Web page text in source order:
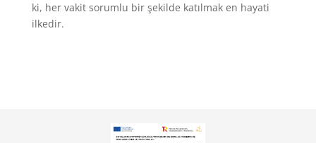
ki, her vakit sorumlu bir şekilde katılmak en hayati
ilkedir.